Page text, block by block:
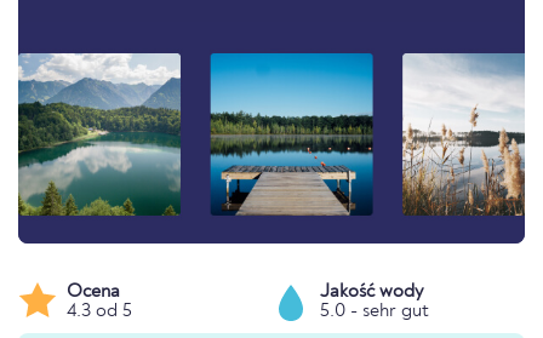
Ocena
4.3 od 5
Jakość wody
5.0 - sehr gut